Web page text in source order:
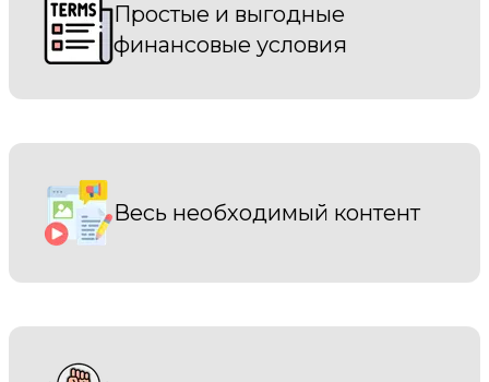
Простые и выгодные
финансовые условия
Весь необходимый контент